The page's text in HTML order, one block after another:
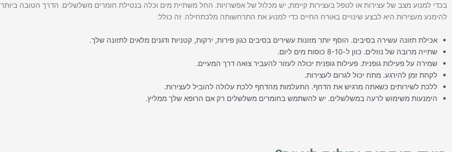
בכדי למנוע מצב של עצירות או לטפל בעצירות קיימת, יש מכלול של אפשרויות. החל משתיית מים וכלה בנטילת חומרים משלשלים. הדרך הטובה ביותר
להימנע מעצירות היא לבצע שינויים באורח החיים כדי למנוע את התרחשותה מלכתחילה. זה כולל:
אכילת תזונה עשירה בסיבים. הוסף יותר מזונות עשירים בסיבים כגון פירות, ירקות, קטניות ודגנים מלאים לתזונה שלך.
שתייה מרובה של נוזלים. כוון ל-8-10 כוסות מים ליום.
שמירה על פעילות גופנית. פעילות גופנית יכולה לעזור להעביר צואה דרך המעיים.
לקחת זמן להירגע. מתח יכול לגרום לעצירות.
ללכת לשירותים כשאתה מרגיש את הדחף. התעלמות מהדחף ללכת עלולה להוביל לעצירות.
הימנעות משימוש לרעה במשלשלים. יש להשתמש בחומרים משלשלים רק אם הרופא שלך ממליץ.